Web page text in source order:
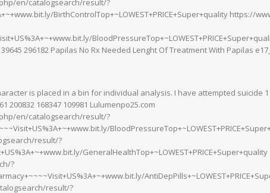
BirthControlTop+~LOWEST+PRICE+Super+quality https://
39645 296182 Papilas No Rx Needed Lenght Of Treatment With Papilas
is placed in a bin for individual analysis. I have attempted suicide
200832 168347 109981 Lulumenpo25.com
en/catalogsearch/result/?
result/?
GeneralHealthTop+~LOWEST+PRICE+Super+quality
?
result/?